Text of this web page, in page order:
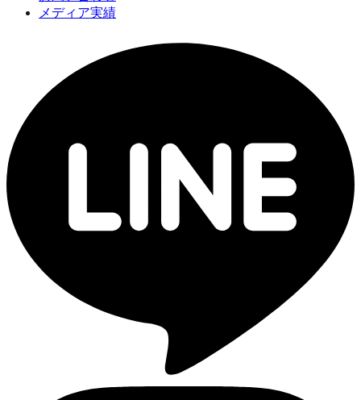
メディア実績